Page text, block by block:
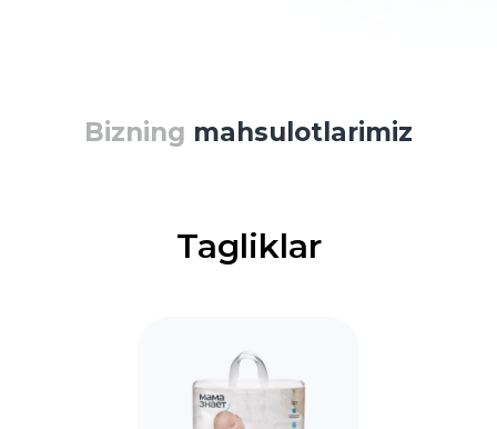
Bizning mahsulotlarimiz
Tagliklar